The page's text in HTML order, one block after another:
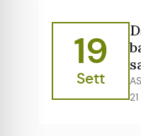
19
Sett